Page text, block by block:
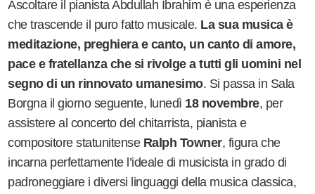
Ascoltare il pianista Abdullah Ibrahim è una esperienza
che trascende il puro fatto musicale. La sua musica è
meditazione, preghiera e canto, un canto di amore,
pace e fratellanza che si rivolge a tutti gli uomini nel
segno di un rinnovato umanesimo. Si passa in Sala
Borgna il giorno seguente, lunedì 18 novembre, per
assistere al concerto del chitarrista, pianista e
compositore statunitense Ralph Towner, figura che
incarna perfettamente l ’ideale di musicista in grado di
padroneggiare i diversi linguaggi della musica classica,